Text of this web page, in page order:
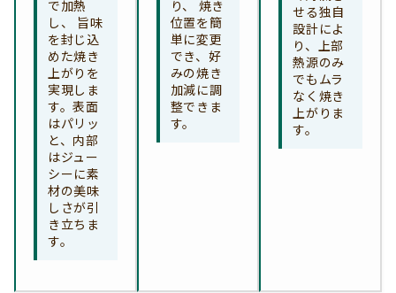
で加熱
し、 旨味
を封じ込
めた焼き
上がりを
実現しま
す。表面
はパリッ
と、内部
はジュー
シーに素
材の美味
しさが引
き立ちま
す。
り、 焼き
位置を簡
単に変更
でき、好
みの焼き
加減に調
整できま
す。
せる独自
設計によ
り、上部
熱源のみ
でもムラ
なく焼き
上がりま
す。